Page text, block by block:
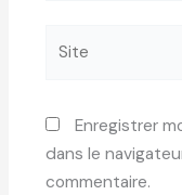
Enregistrer
dans le
commentaire.